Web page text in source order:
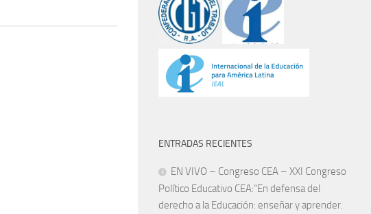
ENTRADAS RECIENTES
EN VIVO – Congreso CEA – XXI Congreso
Político Educativo CEA:“En defensa del
derecho a la Educación: enseñar y aprender.